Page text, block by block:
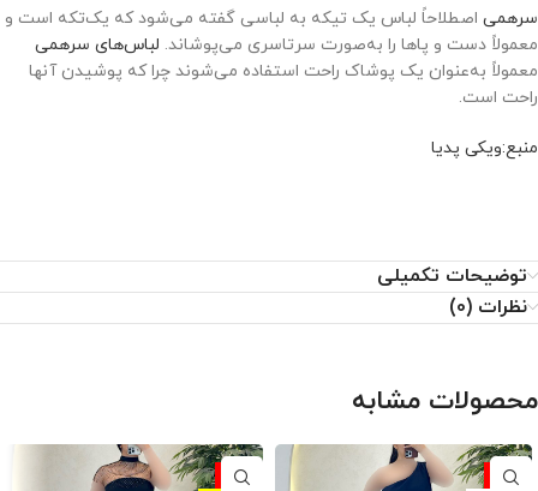
سرهمی اصطلاحاً لباس یک تیکه به لباسی گفته می‌شود که یک‌تکه است و
معمولاً دست و پاها را به‌صورت سرتاسری می‌پوشاند. لباس‌های سرهمی
معمولاً به‌عنوان یک پوشاک راحت استفاده می‌شوند چرا که پوشیدن آنها
راحت است.
منبع:ویکی پدیا
توضیحات تکمیلی
نظرات (0)
محصولات مشابه
-10%
-10%